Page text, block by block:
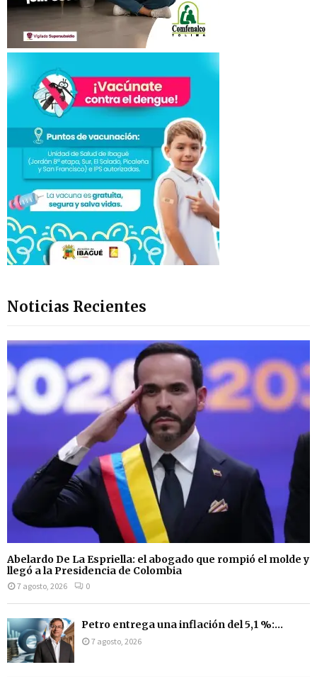
Noticias Recientes
Abelardo De La Espriella: el abogado que rompió el molde y
llegó a la Presidencia de Colombia
7 agosto, 2026 0
Petro entrega una inflación del 5,1 %:...
7 agosto, 2026